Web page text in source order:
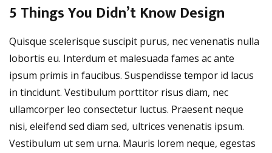
5 Things You Didn’t Know Design
Quisque scelerisque suscipit purus, nec venenatis nulla
lobortis eu. Interdum et malesuada fames ac ante
ipsum primis in faucibus. Suspendisse tempor id lacus
in tincidunt. Vestibulum porttitor risus diam, nec
ullamcorper leo consectetur luctus. Praesent neque
nisi, eleifend sed diam sed, ultrices venenatis ipsum.
Vestibulum ut sem urna. Mauris lorem neque, egestas